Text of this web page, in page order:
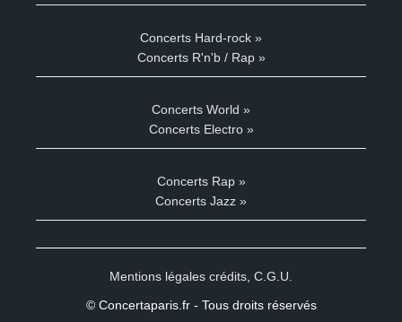
Concerts Hard-rock »
Concerts R'n'b / Rap »
Concerts World »
Concerts Electro »
Concerts Rap »
Concerts Jazz »
Mentions légales crédits C.G.U.
© Concertaparis.fr - Tous droits réservés